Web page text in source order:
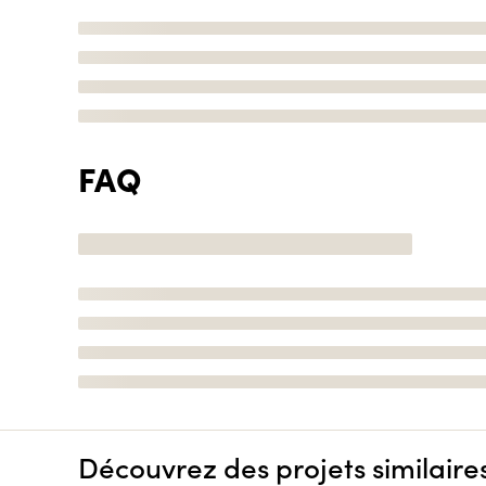
FAQ
Découvrez des projets